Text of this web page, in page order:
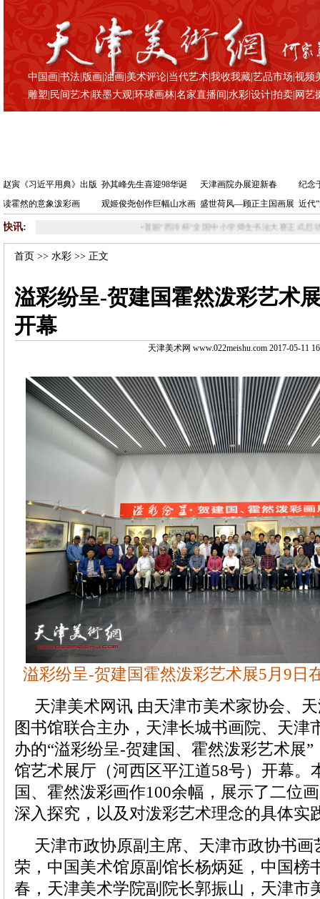
中国画 |书法 版画 |油画 |美术评论 当代艺术 |我收我藏 |艺品市场 |视频
雕塑 民间艺术 |联墨大观 |环球画林 |名家直播间 |水彩 |设计 |拍卖 网艺
赵寅《习近平用典》出版 孙其峰先生喜迎98华诞 天津画院办展迎新春
纪念
读霍然的意象泼彩画
观姬俊尧创作巨幅山水画 盛世荷风—顾正主国画展 近代
快讯:• 首届“西泠杯”全国中小学师生书法大赛正式启动 •刘钢：一个时光收藏者的自
首页 >>水彩 >> 正文
溢彩纷呈-贺建国霍然泼彩艺术
开幕
天津美术网 www.022meishu.com 2017-05-11
溢彩纷呈-贺建国霍然泼彩艺术展5月9日
天津美术网讯 由天津市美术家协会、
图书馆联合主办，天津长城书画院、天津
办的“溢彩纷呈-贺建国、霍然泼彩艺术展
馆艺术展厅（河西区平江道58号）开幕。
国、霍然泼彩画作100余幅，展示了二位
深入探究，以及对泼彩艺术理念的具体实
天津市政协原副主席、天津市政协书
荣，中国美术馆原副馆长杨炳延，中国榜
春，天津美术学院副院长郭振山，天津市